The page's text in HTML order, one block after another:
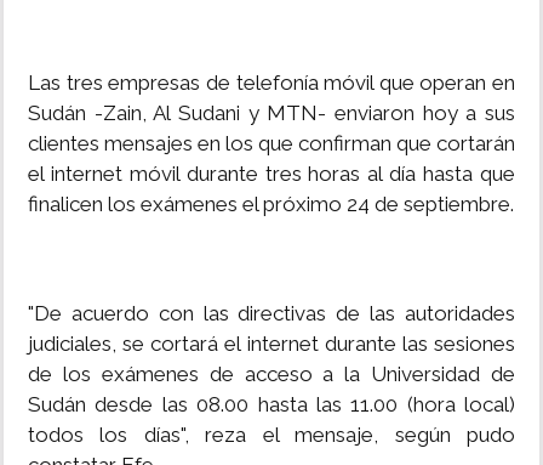
Las tres empresas de telefonía móvil que operan en
Sudán -Zain, Al Sudani y MTN- enviaron hoy a sus
clientes mensajes en los que confirman que cortarán
el internet móvil durante tres horas al día hasta que
finalicen los exámenes el próximo 24 de septiembre.
"De acuerdo con las directivas de las autoridades
judiciales, se cortará el internet durante las sesiones
de los exámenes de acceso a la Universidad de
Sudán desde las 08.00 hasta las 11.00 (hora local)
todos los días", reza el mensaje, según pudo